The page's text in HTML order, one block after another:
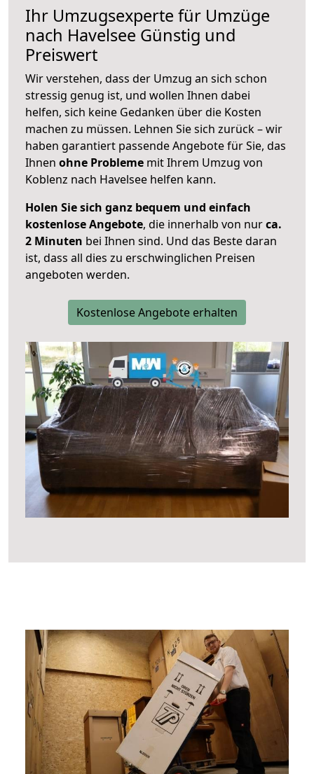
Ihr Umzugsexperte für Umzüge
nach Havelsee Günstig und
Preiswert
Wir verstehen, dass der Umzug an sich schon
stressig genug ist, und wollen Ihnen dabei
helfen, sich keine Gedanken über die Kosten
machen zu müssen. Lehnen Sie sich zurück – wir
haben garantiert passende Angebote für Sie, das
Ihnen ohne Probleme mit Ihrem Umzug von
Koblenz nach Havelsee helfen kann.
Holen Sie sich ganz bequem und einfach
kostenlose Angebote, die innerhalb von nurca.
2 Minuten bei Ihnen sind. Und das Beste daran
ist, dass all dies zu erschwinglichen Preisen
angeboten werden.
Kostenlose Angebote erhalten